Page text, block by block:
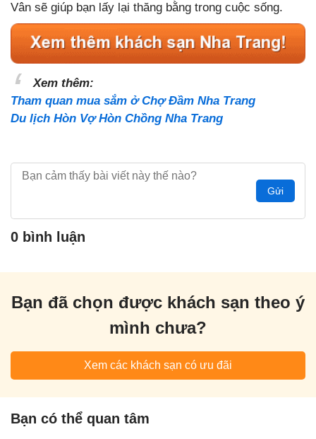
Vân sẽ giúp bạn lấy lại thăng bằng trong cuộc sống.
Xem thêm:
Tham quan mua sắm ở Chợ Đầm Nha Trang
Du lịch Hòn Vợ Hòn Chồng Nha Trang
Gửi
0 bình luận
Bạn đã chọn được khách sạn theo ý
mình chưa?
Xem các khách sạn có ưu đãi
Bạn có thể quan tâm